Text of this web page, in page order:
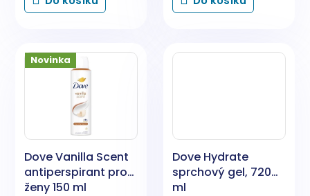
Novinka
Dove Vanilla Scent
antiperspirant pro
ženy 150 ml
Dove Hydrate
sprchový gel, 720
ml